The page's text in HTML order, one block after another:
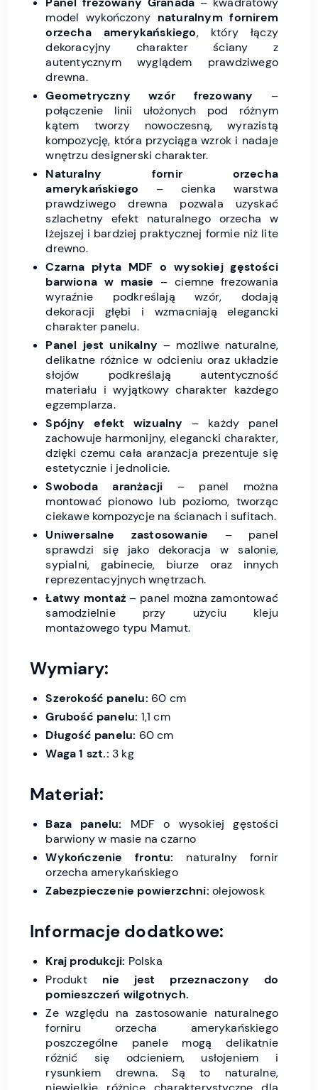
model wykończony naturalnym fornirem
orzecha amerykańskiego, który łączy
dekoracyjny charakter ściany z
autentycznym wyglądem prawdziwego
drewna.
Geometryczny wzór frezowany –
połączenie linii ułożonych pod różnym
kątem tworzy nowoczesną, wyrazistą
kompozycję, która przyciąga wzrok i nadaje
wnętrzu designerski charakter.
Naturalny fornir orzecha
amerykańskiego – cienka warstwa
prawdziwego drewna pozwala uzyskać
szlachetny efekt naturalnego orzecha w
lżejszej i bardziej praktycznej formie niż lite
drewno.
Czarna płyta MDF o wysokiej gęstości
barwiona w masie – ciemne frezowania
wyraźnie podkreślają wzór, dodają
dekoracji głębi i wzmacniają elegancki
charakter panelu.
Panel jest unikalny – możliwe naturalne,
delikatne różnice w odcieniu oraz układzie
słojów podkreślają autentyczność
materiału i wyjątkowy charakter każdego
egzemplarza.
Spójny efekt wizualny – każdy panel
zachowuje harmonijny, elegancki charakter,
dzięki czemu cała aranżacja prezentuje się
estetycznie i jednolicie.
Swoboda aranżacji – panel można
montować pionowo lub poziomo, tworząc
ciekawe kompozycje na ścianach i sufitach.
Uniwersalne zastosowanie – panel
sprawdzi się jako dekoracja w salonie,
sypialni, gabinecie, biurze oraz innych
reprezentacyjnych wnętrzach.
Łatwy montaż – panel można zamontować
samodzielnie przy użyciu kleju
montażowego typu Mamut.
Wymiary:
Szerokość panelu: 60 cm
Grubość panelu: 1,1 cm
Długość panelu: 60 cm
Waga 1 szt.: 3 kg
Materiał:
Baza panelu: MDF o wysokiej gęstości
barwiony w masie na czarno
Wykończenie frontu: naturalny fornir
orzecha amerykańskiego
Zabezpieczenie powierzchni: olejowosk
Informacje dodatkowe:
Kraj produkcji: Polska
Produkt nie jest przeznaczony do
pomieszczeń wilgotnych.
Ze względu na zastosowanie naturalnego
forniru orzecha amerykańskiego
poszczególne panele mogą delikatnie
różnić się odcieniem, usłojeniem i
rysunkiem drewna. Są to naturalne,